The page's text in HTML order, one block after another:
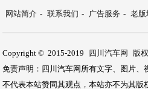
网站简介 - 联系我们 - 广告服务 - 老版
Copyright © 2015-2019 四川汽车网 版
免责声明：四川汽车网所有文字、图片、
不代表本站赞同其观点，本站亦不为其版